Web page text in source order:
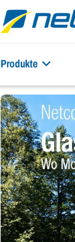
Produkte